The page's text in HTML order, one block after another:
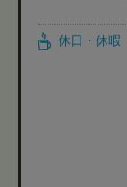
休日・休暇